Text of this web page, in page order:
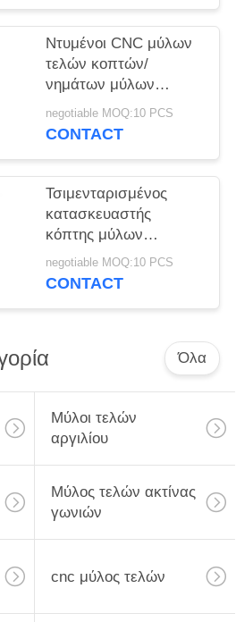
Ντυμένοι CNC μύλων
τελών κοπτών/
νημάτων μύλων
νημάτων μύλοι
επεξεργασίας
negotiable MOQ:10 PCS
CONTACT
Τσιμενταρισμένος
κατασκευαστής
κόπτης μύλων
νημάτων κοπτών
άλεσης νημάτων
χαλκού
negotiable MOQ:10 PCS
CONTACT
Όλα
Μύλοι τελών
αργιλίου
Μύλος τελών ακτίνας
γωνιών
cnc μύλος τελών